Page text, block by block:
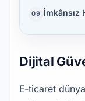
09 İmkânsız
Dijital
E‑ticaret